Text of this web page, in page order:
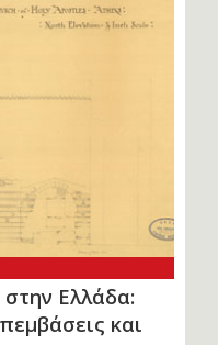
Ελλάδα:
και